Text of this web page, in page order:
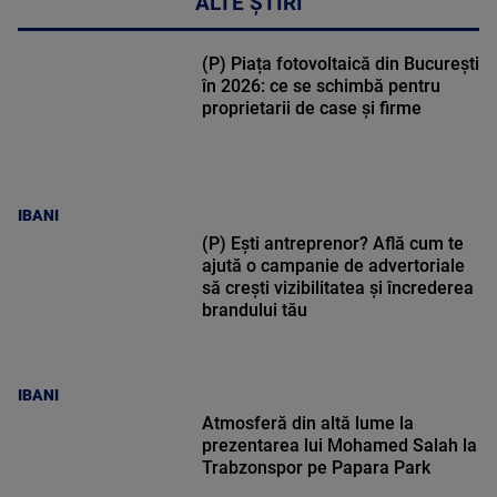
IBANI
(P) Piața fotovoltaică din București
în 2026: ce se schimbă pentru
proprietarii de case și firme
IBANI
(P) Ești antreprenor? Află cum te
ajută o campanie de advertoriale
să crești vizibilitatea și încrederea
brandului tău
Atmosferă din altă lume la
prezentarea lui Mohamed Salah la
Trabzonspor pe Papara Park